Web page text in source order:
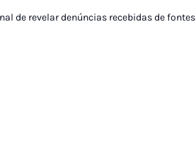
de revelar denúncias recebidas de fontes